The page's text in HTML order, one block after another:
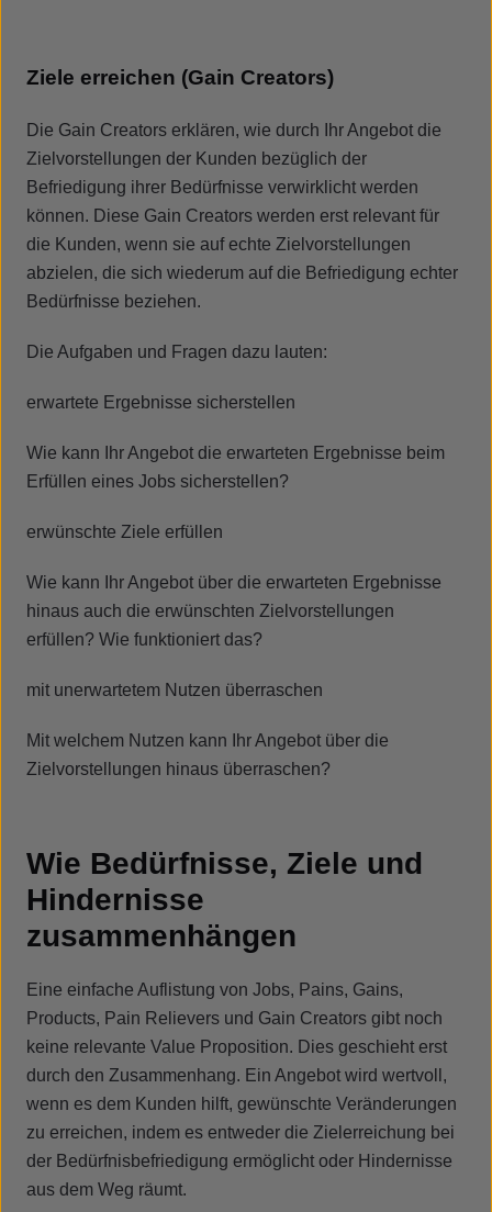
Ziele erreichen (Gain Creators)
Die Gain Creators erklären, wie durch Ihr Angebot die
Zielvorstellungen der Kunden bezüglich der
Befriedigung ihrer Bedürfnisse verwirklicht werden
können. Diese Gain Creators werden erst relevant für
die Kunden, wenn sie auf echte Zielvorstellungen
abzielen, die sich wiederum auf die Befriedigung echter
Bedürfnisse beziehen.
Die Aufgaben und Fragen dazu lauten:
erwartete Ergebnisse sicherstellen
Wie kann Ihr Angebot die erwarteten Ergebnisse beim
Erfüllen eines Jobs sicherstellen?
erwünschte Ziele erfüllen
Wie kann Ihr Angebot über die erwarteten Ergebnisse
hinaus auch die erwünschten Zielvorstellungen
erfüllen? Wie funktioniert das?
mit unerwartetem Nutzen überraschen
Mit welchem Nutzen kann Ihr Angebot über die
Zielvorstellungen hinaus überraschen?
Wie Bedürfnisse, Ziele und
Hindernisse
zusammenhängen
Eine einfache Auflistung von Jobs, Pains, Gains,
Products, Pain Relievers und Gain Creators gibt noch
keine relevante Value Proposition. Dies geschieht erst
durch den Zusammenhang. Ein Angebot wird wertvoll,
wenn es dem Kunden hilft, gewünschte Veränderungen
zu erreichen, indem es entweder die Zielerreichung bei
der Bedürfnisbefriedigung ermöglicht oder Hindernisse
aus dem Weg räumt.